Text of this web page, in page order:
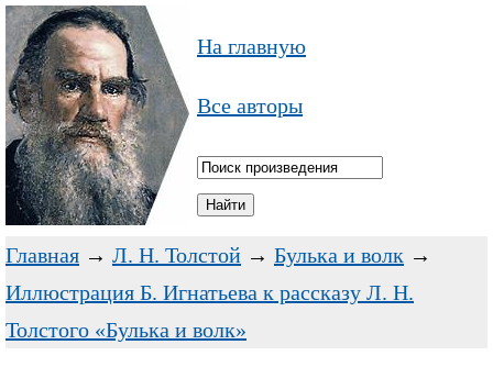
На главную
Все авторы
Главная → Л. Н. Толстой → Булька и волк →
Иллюстрация Б. Игнатьева к рассказу Л. Н.
Толстого «Булька и волк»